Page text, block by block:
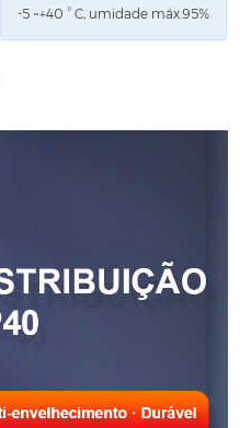
-5 ~+40 ° C, umidade máx.95%